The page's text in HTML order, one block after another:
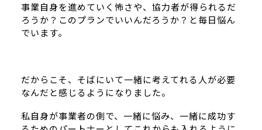
事業自身を進めていく怖さや、協力者が得られるだ
ろうか？このプランでいいんだろうか？と毎日悩ん
でいます。
だからこそ、そばにいて一緒に考えてれる人が必要
なんだと感じるようになりました。
私自身が事業者の側で、一緒に悩み、一緒に成功す